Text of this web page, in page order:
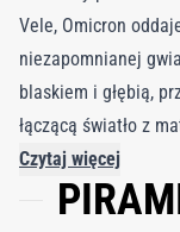
Vele, Omicron
niezapomnianej
blaskiem i głębią,
łączącą światło z
swoim astralnym
otaczające niuanse
Czytaj więcej